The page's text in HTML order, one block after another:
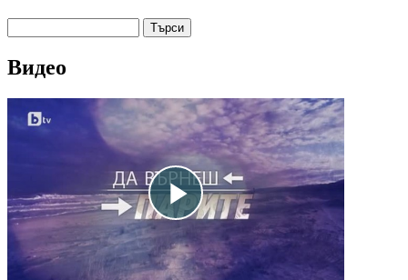
Видео